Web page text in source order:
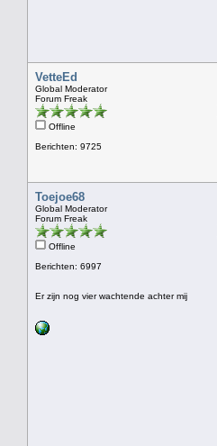
VetteEd
Global Moderator
Forum Freak
Offline
Berichten: 9725
Toejoe68
Global Moderator
Forum Freak
Offline
Berichten: 6997
Er zijn nog vier wachtende achter mij